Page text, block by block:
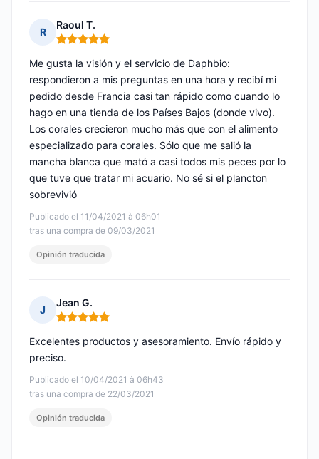
R
Raoul T.
Nota: 5 de 5
Publicado el 11/04/2021 à 06h01
tras una compra de 09/03/2021
Me gusta la visión y el servicio de Daphbio:
respondieron a mis preguntas en una hora y recibí mi
pedido desde Francia casi tan rápido como cuando lo
hago en una tienda de los Países Bajos (donde vivo).
Los corales crecieron mucho más que con el alimento
especializado para corales. Sólo que me salió la
mancha blanca que mató a casi todos mis peces por lo
que tuve que tratar mi acuario. No sé si el plancton
sobrevivió
Opinión traducida
J
Jean G.
Nota: 5 de 5
Publicado el 10/04/2021 à 06h43
tras una compra de 22/03/2021
Excelentes productos y asesoramiento. Envío rápido y
preciso.
Opinión traducida